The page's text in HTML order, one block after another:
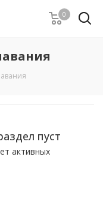
0
пуст
активных